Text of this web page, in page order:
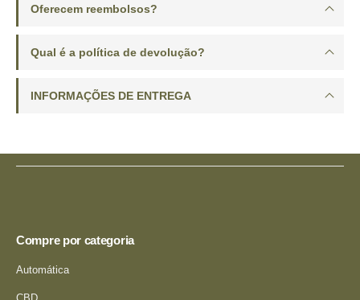
Oferecem reembolsos?
Qual é a política de devolução?
INFORMAÇÕES DE ENTREGA
Compre por categoria
Automática